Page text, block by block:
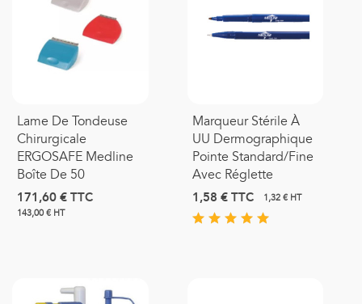
Lame De Tondeuse
Chirurgicale
ERGOSAFE Medline
Boîte De 50
171,60 €TTC
143,00 € HT
Marqueur Stérile À
UU Dermographique
Pointe Standard/fine
Avec Réglette
1,58 €TTC 1,32 € HT